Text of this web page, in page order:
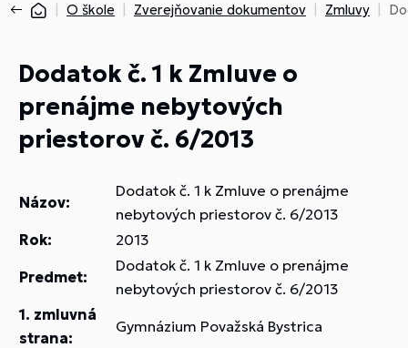
O škole Zverejňovanie dokumentov Zmluvy
Dodatok č. 1 k Zmluve o
prenájme nebytových
priestorov č. 6/2013
Názov:
Dodatok č. 1 k Zmluve o prenájme
nebytových priestorov č. 6/2013
Rok:
2013
Predmet:
Dodatok č. 1 k Zmluve o prenájme
nebytových priestorov č. 6/2013
1. zmluvná
strana:
Gymnázium Považská Bystrica